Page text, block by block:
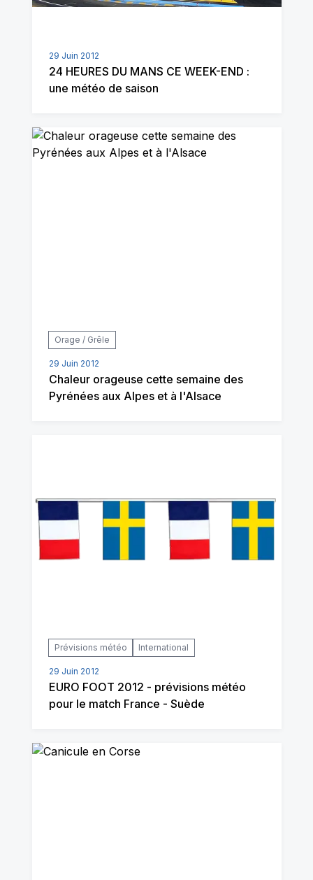
29 Juin 2012
24 HEURES DU MANS CE WEEK-END :
une météo de saison
Orage / Grêle
29 Juin 2012
Chaleur orageuse cette semaine des
Pyrénées aux Alpes et à l'Alsace
Prévisions météo International
29 Juin 2012
EURO FOOT 2012 - prévisions météo
pour le match France - Suède